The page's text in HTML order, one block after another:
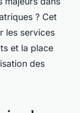
? Cet
les services
et la place
des